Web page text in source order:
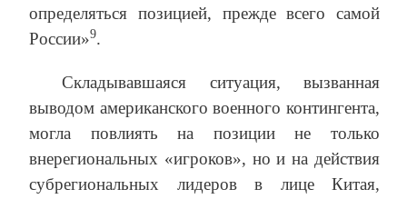
определяться позицией, прежде всего самой
России»9.
Складывавшаяся ситуация, вызванная
выводом американского военного контингента,
могла повлиять на позиции не только
внерегиональных «игроков», но и на действия
субрегиональных лидеров в лице Китая,